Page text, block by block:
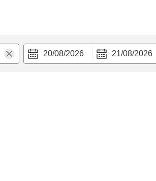
20/08/2026 21/08/2026